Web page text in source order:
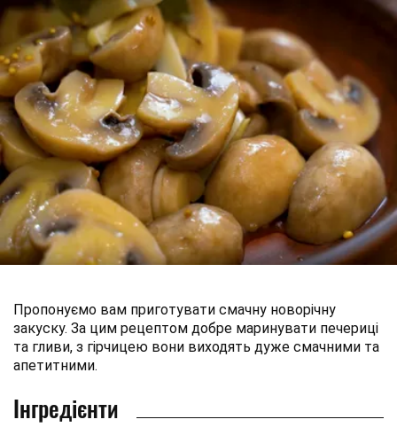
Пропонуємо вам приготувати смачну новорічну
закуску. За цим рецептом добре маринувати печериці
та гливи, з гірчицею вони виходять дуже смачними та
апетитними.
Інгредієнти